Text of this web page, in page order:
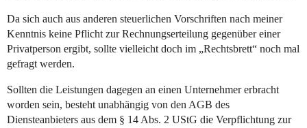
Da sich auch aus anderen steuerlichen Vorschriften nach meiner
Kenntnis keine Pflicht zur Rechnungserteilung gegenüber einer
Privatperson ergibt, sollte vielleicht doch im „Rechtsbrett“ noch mal
gefragt werden.
Sollten die Leistungen dagegen an einen Unternehmer erbracht
worden sein, besteht unabhängig von den AGB des
Diensteanbieters aus dem § 14 Abs. 2 UStG die Verpflichtung zur